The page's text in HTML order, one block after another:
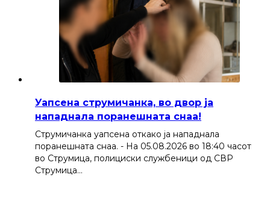
Уапсена струмичанка, во двор ја
нападнала поранешната снаа!
Струмичанка уапсена откако ја нападнала
поранешната снаа. - На 05.08.2026 во 18:40 часот
во Струмица, полициски службеници од СВР
Струмица…